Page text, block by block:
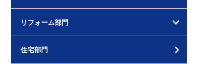
リフォーム部門
住宅部門